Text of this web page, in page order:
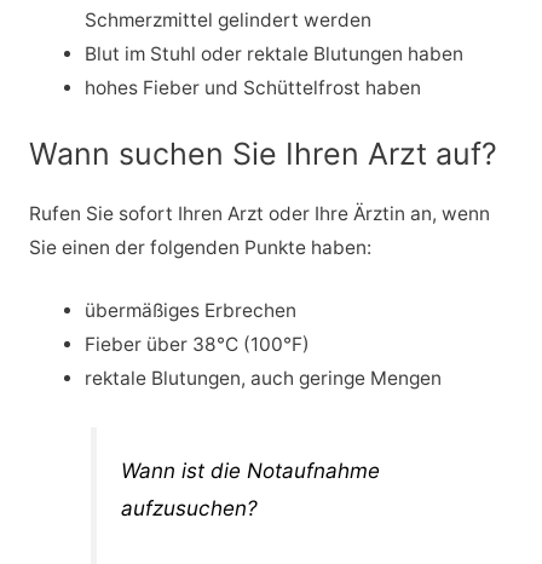
Schmerzmittel gelindert werden
Blut im Stuhl oder rektale Blutungen haben
hohes Fieber und Schüttelfrost haben
Wann suchen Sie Ihren Arzt auf?
Rufen Sie sofort Ihren Arzt oder Ihre Ärztin an, wenn
Sie einen der folgenden Punkte haben:
übermäßiges Erbrechen
Fieber über 38°C (100°F)
rektale Blutungen, auch geringe Mengen
Wann ist die Notaufnahme
aufzusuchen?